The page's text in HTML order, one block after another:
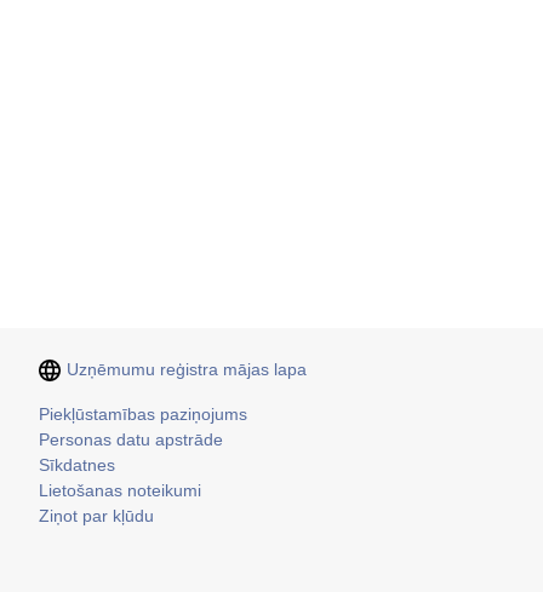
Uzņēmumu reģistra mājas lapa
Kājene
Piekļūstamības paziņojums
Personas datu apstrāde
Sīkdatnes
Lietošanas noteikumi
Ziņot par kļūdu